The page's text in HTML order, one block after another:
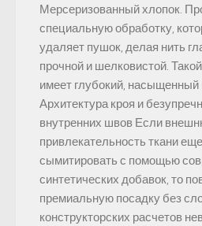
Мерсеризованный хлопок.
специальную обработку,
удаляет пушок, делая нить
прочной и шелковистой.
имеет глубокий, насыщенный
Архитектура кроя и
внутренних швов Если
привлекательность ткани
сымитировать с помощью
синтетических добавок, то
премиальную посадку без
конструкторских расчетов